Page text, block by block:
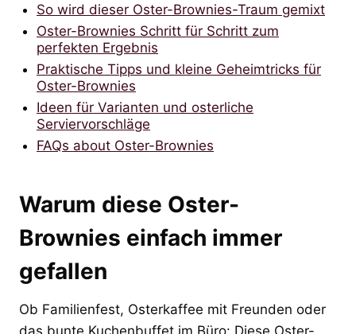
So wird dieser Oster-Brownies-Traum gemixt
Oster-Brownies Schritt für Schritt zum
perfekten Ergebnis
Praktische Tipps und kleine Geheimtricks für
Oster-Brownies
Ideen für Varianten und osterliche
Serviervorschläge
FAQs about Oster-Brownies
Warum diese Oster-
Brownies einfach immer
gefallen
Ob Familienfest, Osterkaffee mit Freunden oder
das bunte Kuchenbuffet im Büro: Diese Oster-